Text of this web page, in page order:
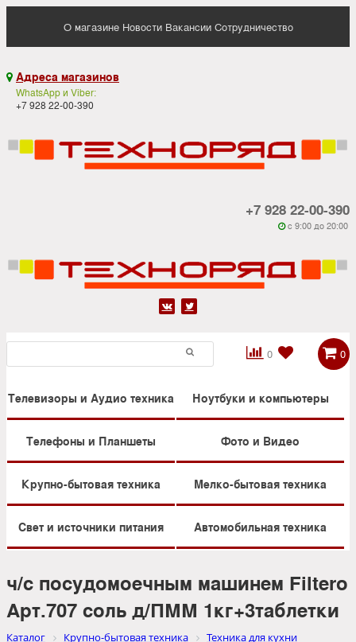
О магазине Новости Вакансии Сотрудничество
 Адреса магазинов
WhatsApp и Viber:
+7 928 22-00-390
+7 928 22-00-390
 c 9:00 до 20:00
 
0

 0
Телевизоры и Аудио техника Ноутбуки и компьютеры
Телефоны и Планшеты Фото и Видео
Крупно-бытовая техника Мелко-бытовая техника
Свет и источники питания Автомобильная техника
ч/с посудомоечным машинем Filtero
Арт.707 соль д/ПММ 1кг+3таблетки
Каталог Крупно-бытовая техника
Техника для кухни